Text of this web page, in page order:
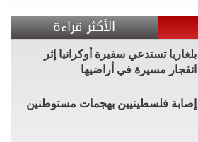
الأكثر قراءة
بلغاريا تستدعي سفيرة أوكرانيا إثر
انفجار مسيرة في أراضيها
إصابة فلسطينيين بهجمات مستوطنين